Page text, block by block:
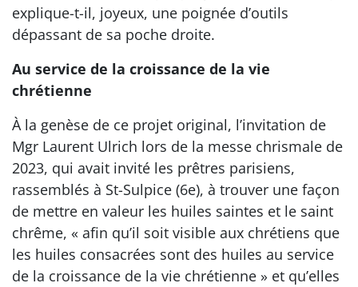
explique-t-il, joyeux, une poignée d’outils
dépassant de sa poche droite.
Au service de la croissance de la vie
chrétienne
À la genèse de ce projet original, l’invitation de
Mgr Laurent Ulrich lors de la messe chrismale de
2023, qui avait invité les prêtres parisiens,
rassemblés à St-Sulpice (6e), à trouver une façon
de mettre en valeur les huiles saintes et le saint
chrême, « afin qu’il soit visible aux chrétiens que
les huiles consacrées sont des huiles au service
de la croissance de la vie chrétienne » et qu’elles